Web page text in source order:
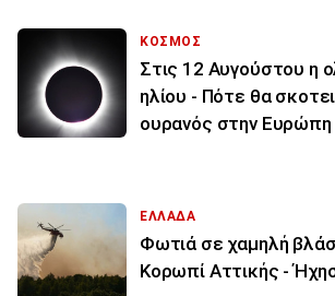
ΚΟΣΜΟΣ
Στις 12 Αυγούστου η
ηλίου - Πότε θα
ουρανός στην Ευρώπη
ΕΛΛΑΔΑ
Φωτιά σε χαμηλή
Κορωπί Αττικής -